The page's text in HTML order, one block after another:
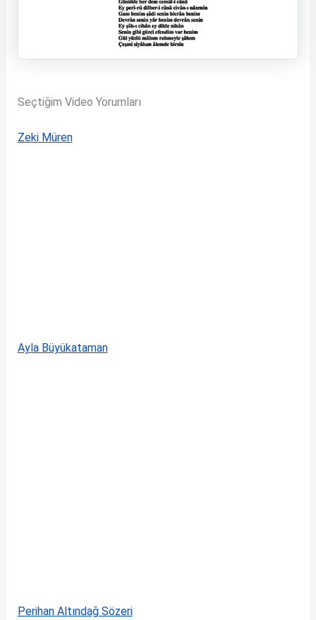
Seçtiğim Video Yorumları
Zeki Müren
Ayla Büyükataman
Perihan Altındağ Sözeri